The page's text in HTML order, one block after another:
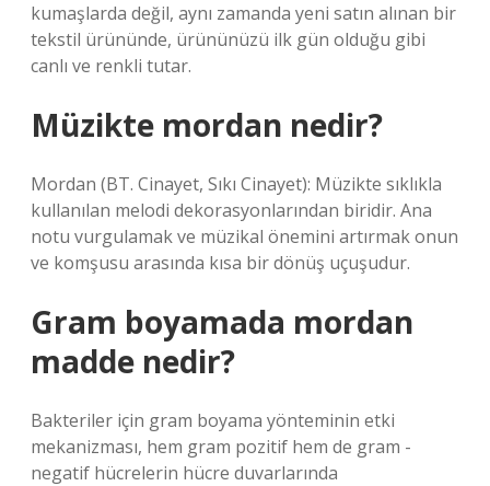
kumaşlarda değil, aynı zamanda yeni satın alınan bir
tekstil ürününde, ürününüzü ilk gün olduğu gibi
canlı ve renkli tutar.
Müzikte mordan nedir?
Mordan (BT. Cinayet, Sıkı Cinayet): Müzikte sıklıkla
kullanılan melodi dekorasyonlarından biridir. Ana
notu vurgulamak ve müzikal önemini artırmak onun
ve komşusu arasında kısa bir dönüş uçuşudur.
Gram boyamada mordan
madde nedir?
Bakteriler için gram boyama yönteminin etki
mekanizması, hem gram pozitif hem de gram -
negatif hücrelerin hücre duvarlarında